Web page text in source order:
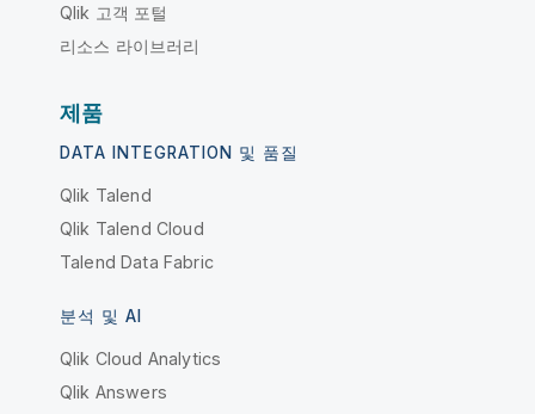
Qlik 고객 포털
리소스 라이브러리
제품
DATA INTEGRATION 및 품질
Qlik Talend
Qlik Talend Cloud
Talend Data Fabric
분석 및 AI
Qlik Cloud Analytics
Qlik Answers